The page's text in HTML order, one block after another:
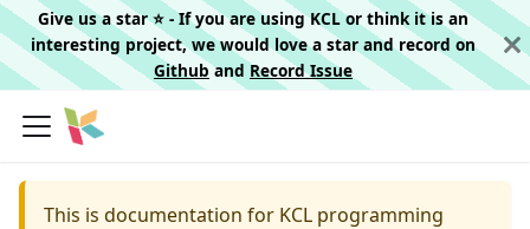
Give us a star ⭐️ - If you are using KCL or think it is an
interesting project, we would love a star and record on
Githuband Record Issue
This is documentation for KCL programming